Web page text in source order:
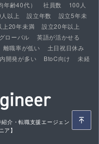
年齢40代） 社員数
100人
以上 設立年数
設立5年未
上20年未満
設立20年以上
グローバル
英語が活かせる
離職率が低い
土日祝日休み
開発が多い BtoC向け
未経
介・転職支援エージェント
ア】